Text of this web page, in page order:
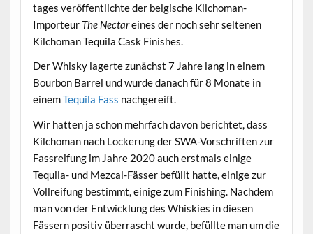
tages veröffentlichte der belgische Kilchoman-
Importeur The Nectareines der noch sehr seltenen
Kilchoman Tequila Cask Finishes.
Der Whisky lagerte zunächst 7 Jahre lang in einem
Bourbon Barrel und wurde danach für 8 Monate in
einemTequila Fass nachgereift.
Wir hatten ja schon mehrfach davon berichtet, dass
Kilchoman nach Lockerung der SWA-Vorschriften zur
Fassreifung im Jahre 2020 auch erstmals einige
Tequila- und Mezcal-Fässer befüllt hatte, einige zur
Vollreifung bestimmt, einige zum Finishing. Nachdem
man von der Entwicklung des Whiskies in diesen
Fässern positiv überrascht wurde, befüllte man um die